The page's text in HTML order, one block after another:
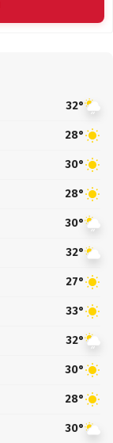
32°
28°
30°
28°
30°
32°
27°
33°
32°
30°
28°
30°